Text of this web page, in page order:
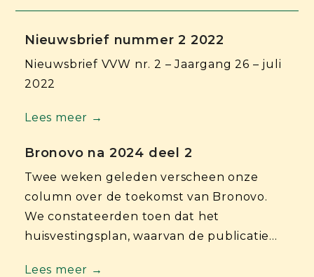
Nieuwsbrief nummer 2 2022
Nieuwsbrief VVW nr. 2 – Jaargang 26 – juli
2022
Lees meer →
Bronovo na 2024 deel 2
Twee weken geleden verscheen onze
column over de toekomst van Bronovo.
We constateerden toen dat het
huisvestingsplan, waarvan de publicatie…
Lees meer →